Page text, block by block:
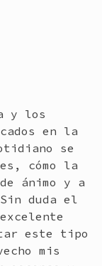
y los
en la
se
cómo la
ánimo y a
duda el
este tipo
mis